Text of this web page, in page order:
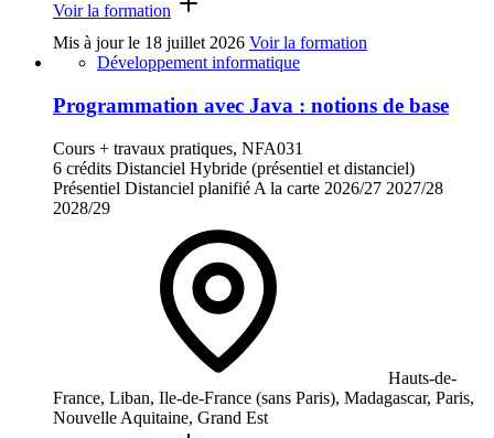
Voir la formation
Mis à jour le 18 juillet 2026 Voir la formation
Développement informatique
Programmation avec Java : notions de base
Cours + travaux pratiques, NFA031
6 crédits Distanciel Hybride (présentiel et distanciel)
Présentiel Distanciel planifié A la carte 2026/27 2027/28
2028/29
Hauts-de-
France, Liban, Ile-de-France (sans Paris), Madagascar, Paris,
Nouvelle Aquitaine, Grand Est